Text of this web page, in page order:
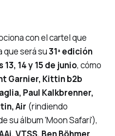
con el cartel que
que será su31ª edición
13, 14 y 15 de junio, cómo
Garnier, Kittin b2b
Paul Kalkbrenner,
Air (rindiendo
su álbum'Moon Safari'),